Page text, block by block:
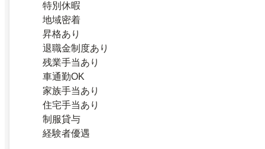
特別休暇
地域密着
昇格あり
退職金制度あり
残業手当あり
車通勤OK
家族手当あり
住宅手当あり
制服貸与
経験者優遇